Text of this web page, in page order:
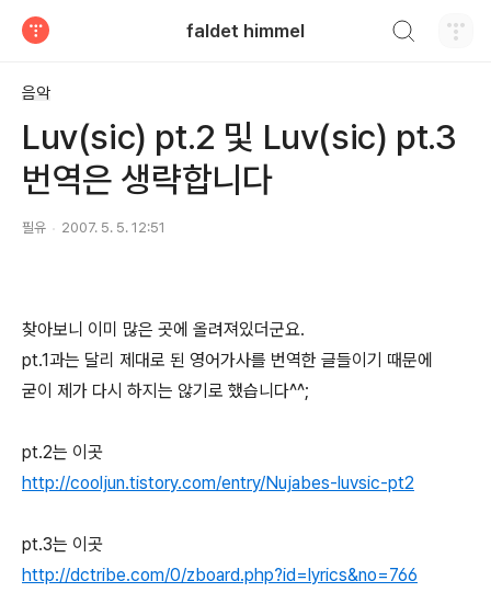
faldet himmel
음악
Luv(sic) pt.2 및 Luv(sic) pt.3
번역은 생략합니다
필유 2007. 5. 5. 12:51
찾아보니 이미 많은 곳에 올려져있더군요.
pt.1과는 달리 제대로 된 영어가사를 번역한 글들이기 때문에
굳이 제가 다시 하지는 않기로 했습니다^^;
pt.2는 이곳
http://cooljun.tistory.com/entry/Nujabes-luvsic-pt2
pt.3는 이곳
http://dctribe.com/0/zboard.php?id=lyrics&no=766